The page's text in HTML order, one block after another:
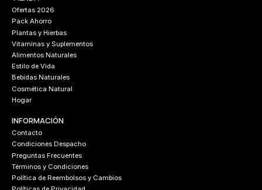
Ofertas 2026
Pack Ahorro
Plantas y Hierbas
Vitaminas y Suplementos
Alimentos Naturales
Estilo de Vida
Bebidas Naturales
Cosmética Natural
Hogar
INFORMACIÓN
Contacto
Condiciones Despacho
Preguntas Frecuentes
Términos y Condiciones
Política de Reembolsos y Cambios